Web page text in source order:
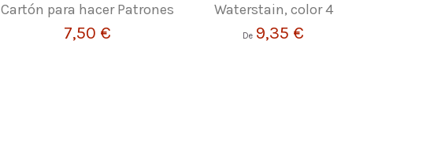
Cartón para hacer Patrones
7,50 €
Waterstain, color 4
De 9,35 €